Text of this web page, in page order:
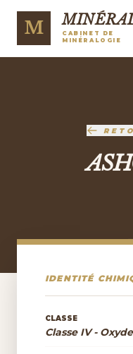
M
CABINET DE
MINÉRALOGIE
IDENTITÉ
CLASSE
Classe IV -